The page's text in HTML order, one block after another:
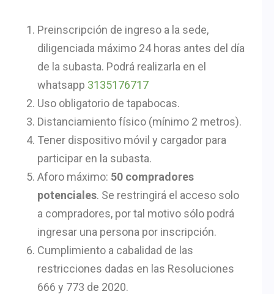
Preinscripción de ingreso a la sede,
diligenciada máximo 24 horas antes del día
de la subasta. Podrá realizarla en el
whatsapp 3135176717
Uso obligatorio de tapabocas.
Distanciamiento físico (mínimo 2 metros).
Tener dispositivo móvil y cargador para
participar en la subasta.
Aforo máximo: 50 compradores
potenciales. Se restringirá el acceso solo
a compradores, por tal motivo sólo podrá
ingresar una persona por inscripción.
Cumplimiento a cabalidad de las
restricciones dadas en las Resoluciones
666 y 773 de 2020.